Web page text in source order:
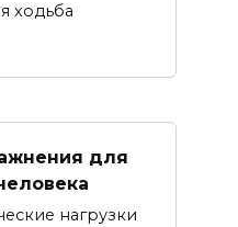
ходьба
для
нагрузки